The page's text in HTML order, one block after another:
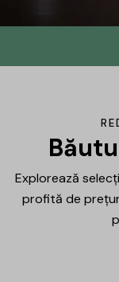
mulțumire ți-
Află mai
Explorează
profită de